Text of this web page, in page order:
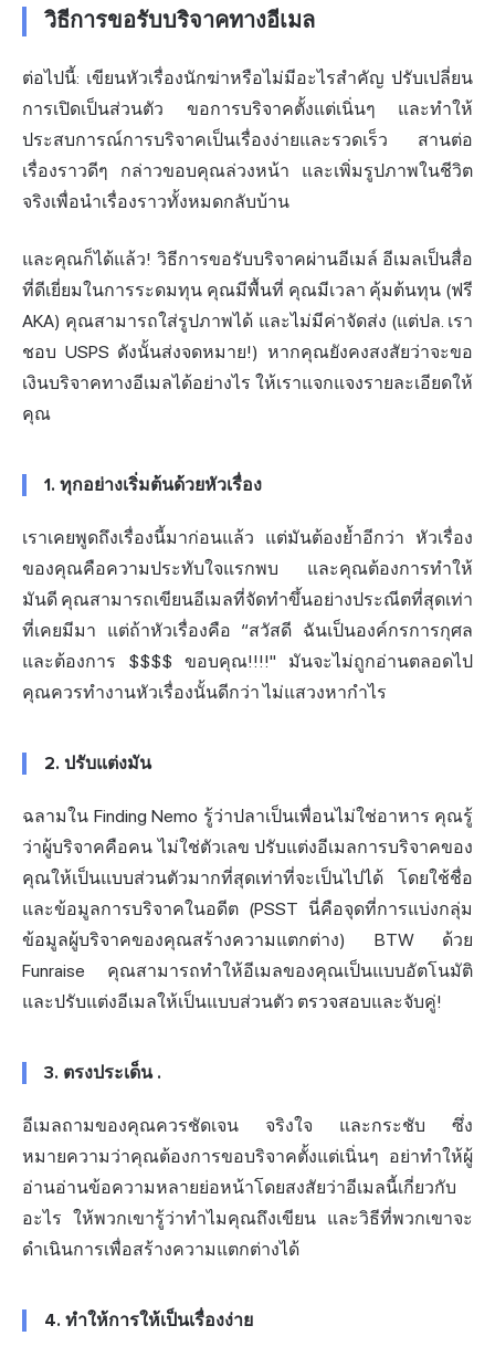
วิธีการขอรับบริจาคทางอีเมล
ต่อไปนี้: เขียนหัวเรื่องนักฆ่าหรือไม่มีอะไรสำคัญ ปรับเปลี่ยน
การเปิดเป็นส่วนตัว ขอการบริจาคตั้งแต่เนิ่นๆ และทำให้
ประสบการณ์การบริจาคเป็นเรื่องง่ายและรวดเร็ว สานต่อ
เรื่องราวดีๆ กล่าวขอบคุณล่วงหน้า และเพิ่มรูปภาพในชีวิต
จริงเพื่อนำเรื่องราวทั้งหมดกลับบ้าน
และคุณก็ได้แล้ว! วิธีการขอรับบริจาคผ่านอีเมล์ อีเมลเป็นสื่อ
ที่ดีเยี่ยมในการระดมทุน คุณมีพื้นที่ คุณมีเวลา คุ้มต้นทุน (ฟรี
AKA) คุณสามารถใส่รูปภาพได้ และไม่มีค่าจัดส่ง (แต่ปล. เรา
ชอบ USPS ดังนั้นส่งจดหมาย!) หากคุณยังคงสงสัยว่าจะขอ
เงินบริจาคทางอีเมลได้อย่างไร ให้เราแจกแจงรายละเอียดให้
คุณ
1. ทุกอย่างเริ่มต้นด้วยหัวเรื่อง
เราเคยพูดถึงเรื่องนี้มาก่อนแล้ว แต่มันต้องย้ำอีกว่า หัวเรื่อง
ของคุณคือความประทับใจแรกพบ และคุณต้องการทำให้
มันดี คุณสามารถเขียนอีเมลที่จัดทำขึ้นอย่างประณีตที่สุดเท่า
ที่เคยมีมา แต่ถ้าหัวเรื่องคือ “สวัสดี ฉันเป็นองค์กรการกุศล
และต้องการ $$$$ ขอบคุณ!!!!" มันจะไม่ถูกอ่านตลอดไป
คุณควรทำงานหัวเรื่องนั้นดีกว่า ไม่แสวงหากำไร
2. ปรับแต่งมัน
ฉลามใน Finding Nemo รู้ว่าปลาเป็นเพื่อนไม่ใช่อาหาร คุณรู้
ว่าผู้บริจาคคือคน ไม่ใช่ตัวเลข ปรับแต่งอีเมลการบริจาคของ
คุณให้เป็นแบบส่วนตัวมากที่สุดเท่าที่จะเป็นไปได้ โดยใช้ชื่อ
และข้อมูลการบริจาคในอดีต (PSST นี่คือจุดที่การแบ่งกลุ่ม
ข้อมูลผู้บริจาคของคุณสร้างความแตกต่าง) BTW ด้วย
Funraise คุณสามารถทำให้อีเมลของคุณเป็นแบบอัตโนมัติ
และปรับแต่งอีเมลให้เป็นแบบส่วนตัว ตรวจสอบและจับคู่!
3. ตรงประเด็น.
อีเมลถามของคุณควรชัดเจน จริงใจ และกระชับ ซึ่ง
หมายความว่าคุณต้องการขอบริจาคตั้งแต่เนิ่นๆ อย่าทำให้ผู้
อ่านอ่านข้อความหลายย่อหน้าโดยสงสัยว่าอีเมลนี้เกี่ยวกับ
อะไร ให้พวกเขารู้ว่าทำไมคุณถึงเขียน และวิธีที่พวกเขาจะ
ดำเนินการเพื่อสร้างความแตกต่างได้
4. ทำให้การให้เป็นเรื่องง่าย